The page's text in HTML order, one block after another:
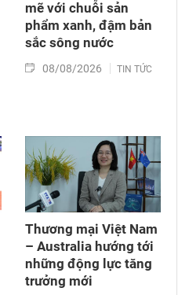
mẽ với chuỗi sản
phẩm xanh, đậm bản
sắc sông nước
08/08/2026 TIN TỨC
Thương mại Việt Nam
– Australia hướng tới
những động lực tăng
trưởng mới